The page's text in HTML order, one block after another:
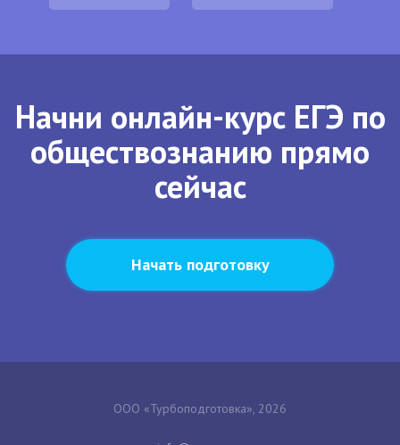
Начни онлайн-курс ЕГЭ по
обществознанию прямо
сейчас
Начать подготовку
ООО «Турбоподготовка», 2026